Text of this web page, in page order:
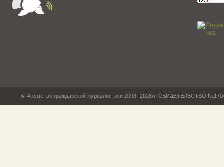
© Агентство гражданской журналистики 2006- 2026гг. СВИДЕТЕЛЬСТВО